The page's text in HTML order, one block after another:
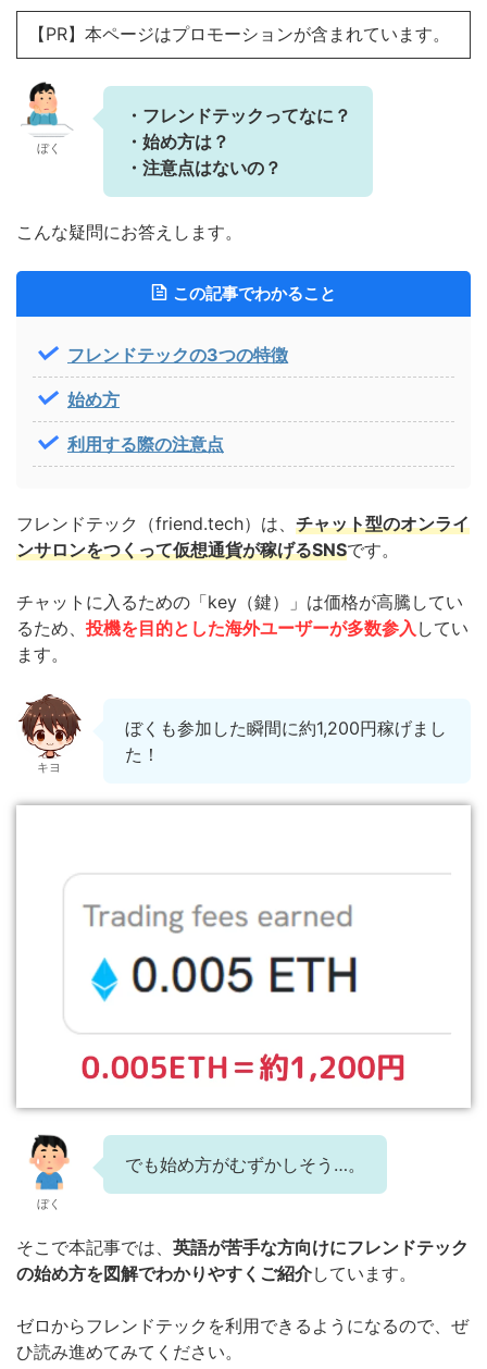
【PR】本ページはプロモーションが含まれています。
ぼく
・ フレンドテックってなに？
・ 始め方は？
・注意点はないの？
こんな疑問にお答えします。
この記事でわかること
フレンドテックの3つの特徴
始め方
利用する際の注意点
フレンドテック（friend.tech）は、 チャット型のオンライ
ンサロンをつくって仮想通貨が稼げるSNSです。
チャットに入るための「key（鍵）」は価格が高騰してい
るため、 投機を目的とした海外ユーザーが多数参入 してい
ます。
キヨ
ぼくも参加した瞬間に約1,200円稼げまし
た！
ぼく
でも始め方がむずかしそう…。
そこで本記事では、 英語が苦手な方向けにフレンドテック
の始め方を図解でわかりやすくご紹介しています。
ゼロからフレンドテックを利用できるようになるので、ぜ
ひ読み進めてみてください。